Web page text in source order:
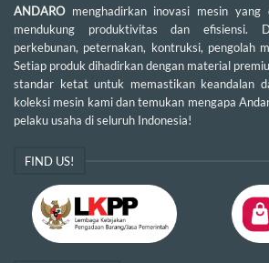
ANDARO menghadirkan inovasi mesin yang
mendukung produktivitas dan efisiensi.
perkebunan, peternakan, kontruksi, pengolah
Setiap produk dihadirkan dengan material
standar ketat untuk memastikan keandalan
koleksi mesin kami dan temukan mengapa
pelaku usaha di seluruh Indonesia!
FIND US!